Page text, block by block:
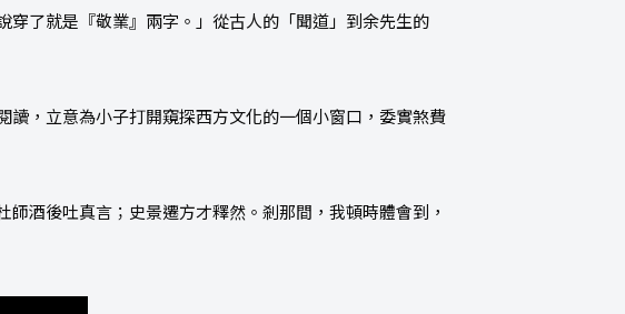
了就是『敬業』兩字。」從古人的「聞道」到余先生的
，立意為小子打開窺探西方文化的一個小窗口，委實煞費
酒後吐真言；史景遷方才釋然。剎那間，我頓時體會到，